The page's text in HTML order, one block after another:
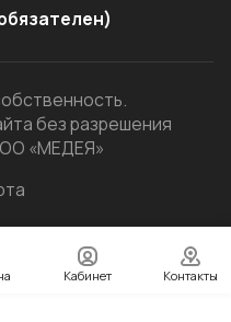
Кабинет Контакты
без разрешения
«МЕДЕЯ»